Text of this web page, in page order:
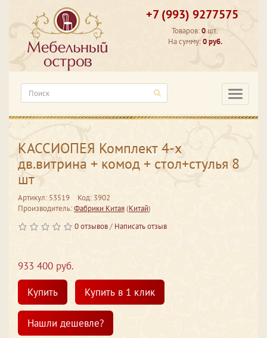
+7 (993) 9277575
Товаров:0 шт.
На сумму:0 руб.
КАССИОПЕЯ Комплект 4-х
дв.витрина + комод + стол+стулья 8
шт
Артикул: 53519
Код: 3902
Производитель:Фабрики Китая(Китай)
0 отзывов/ Написать отзыв
933 400 руб.
Купить
Купить в 1 клик
Нашли дешевле?